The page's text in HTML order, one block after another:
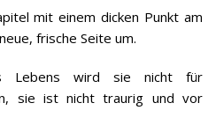
mit einem dicken Punkt am
frische Seite um.
Lebens wird sie nicht für
sie ist nicht traurig und vor